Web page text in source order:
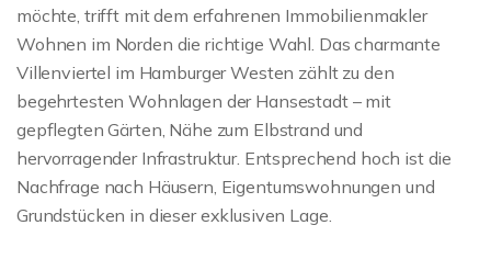
möchte, trifft mit dem erfahrenen Immobilienmakler
Wohnen im Norden die richtige Wahl. Das charmante
Villenviertel im Hamburger Westen zählt zu den
begehrtesten Wohnlagen der Hansestadt – mit
gepflegten Gärten, Nähe zum Elbstrand und
hervorragender Infrastruktur. Entsprechend hoch ist die
Nachfrage nach Häusern, Eigentumswohnungen und
Grundstücken in dieser exklusiven Lage.